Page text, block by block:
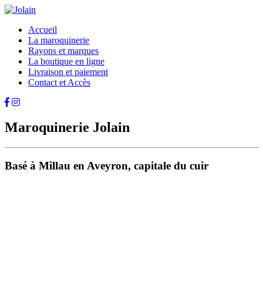
Accueil
La maroquinerie
Rayons et marques
La boutique en ligne
Livraison et paiement
Contact et Accès
Maroquinerie Jolain
Basé à Millau en Aveyron, capitale du cuir